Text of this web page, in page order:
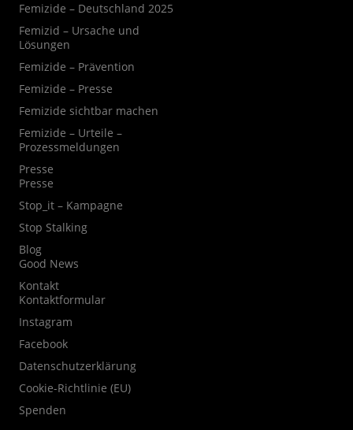
Femizide – Deutschland 2025
Femizid – Ursache und
Lösungen
Femizide – Prävention
Femizide – Presse
Femizide sichtbar machen
Femizide – Urteile –
Prozessmeldungen
Presse
Presse
Stop_it – Kampagne
Stop Stalking
Blog
Good News
Kontakt
Kontaktformular
Instagram
Facebook
Datenschutzerklärung
Cookie-Richtlinie (EU)
Spenden